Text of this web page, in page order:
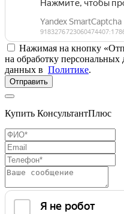
Нажимая на кнопку
на обработку
данных в Политике.
Отправить
Купить КонсультантПлюс